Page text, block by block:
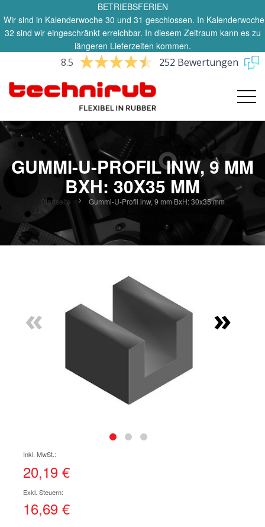
BETRIEBSFERIEN
Wir sind in Kalenderwoche 30 und 31 geschlossen. In Kalenderwoche
32 sind wir eingeschränkt erreichbar. In diesem Zeitraum kann es zu
längeren Lieferzeiten kommen.
8.5 252 Bewertungen
GUMMI-U-PROFIL INW, 9 MM
BXH: 30X35 MM
Startseite Gummi-U-Profil inw, 9 mm BxH: 30x35 mm
springen
« »
der
Bildgalerie
20,19 €
16,69 €